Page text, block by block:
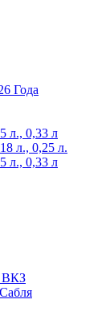
Года
л., 0,33 л
л., 0,25 л.
л., 0,33 л